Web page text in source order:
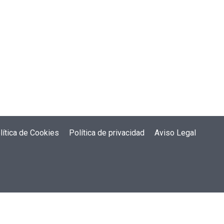
de Cookies Política de privacidad Aviso Legal